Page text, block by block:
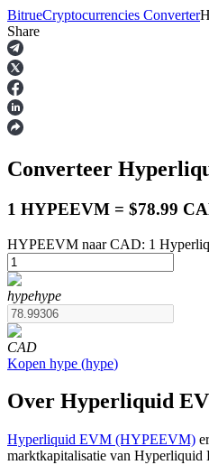
Termijncontracten
USDT-futures
Futures met USDT als
BitrueCryptocurrencies Converter
Share
Converteer
1 HYPEEVM = $78.99
HYPEEVM naar CAD: 1
hypehype
CAD
Kopen hype (hype)
Over Hyperliquid
Hyperliquid EVM (HYPEEVM)
marktkapitalisatie van